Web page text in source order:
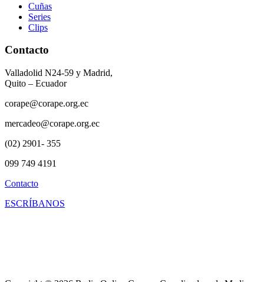
Cuñas
Series
Clips
Contacto
Valladolid N24-59 y Madrid,
Quito – Ecuador
corape@corape.org.ec
mercadeo@corape.org.ec
(02) 2901- 355
099 749 4191
Contacto
ESCRÍBANOS